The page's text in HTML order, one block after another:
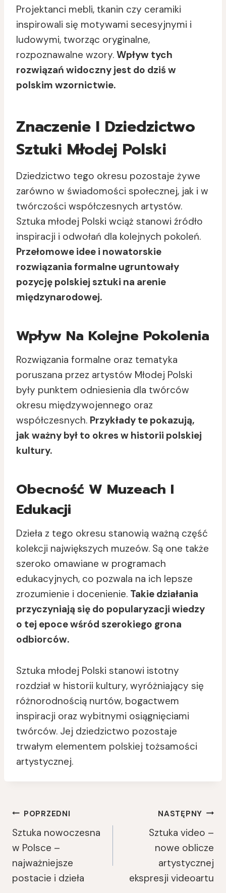
Projektanci mebli, tkanin czy ceramiki
inspirowali się motywami secesyjnymi i
ludowymi, tworząc oryginalne,
rozpoznawalne wzory. Wpływ tych
rozwiązań widoczny jest do dziś w
polskim wzornictwie.
Znaczenie I Dziedzictwo
Sztuki Młodej Polski
Dziedzictwo tego okresu pozostaje żywe
zarówno w świadomości społecznej, jak i w
twórczości współczesnych artystów.
Sztuka młodej Polski wciąż stanowi źródło
inspiracji i odwołań dla kolejnych pokoleń.
Przełomowe idee i nowatorskie
rozwiązania formalne ugruntowały
pozycję polskiej sztuki na arenie
międzynarodowej.
Wpływ Na Kolejne Pokolenia
Rozwiązania formalne oraz tematyka
poruszana przez artystów Młodej Polski
były punktem odniesienia dla twórców
okresu międzywojennego oraz
współczesnych. Przykłady te pokazują,
jak ważny był to okres w historii polskiej
kultury.
Obecność W Muzeach I
Edukacji
Dzieła z tego okresu stanowią ważną część
kolekcji największych muzeów. Są one także
szeroko omawiane w programach
edukacyjnych, co pozwala na ich lepsze
zrozumienie i docenienie. Takie działania
przyczyniają się do popularyzacji wiedzy
o tej epoce wśród szerokiego grona
odbiorców.
Sztuka młodej Polski stanowi istotny
rozdział w historii kultury, wyróżniający się
różnorodnością nurtów, bogactwem
inspiracji oraz wybitnymi osiągnięciami
twórców. Jej dziedzictwo pozostaje
trwałym elementem polskiej tożsamości
artystycznej.
Nawigacja
Wpisu
POPRZEDNI
Sztuka nowoczesna
w Polsce –
najważniejsze
postacie i dzieła
NASTĘPNY
Sztuka video –
nowe oblicze
artystycznej
ekspresji videoartu